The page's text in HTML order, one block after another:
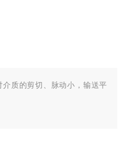
质的剪切、脉动小，输送平